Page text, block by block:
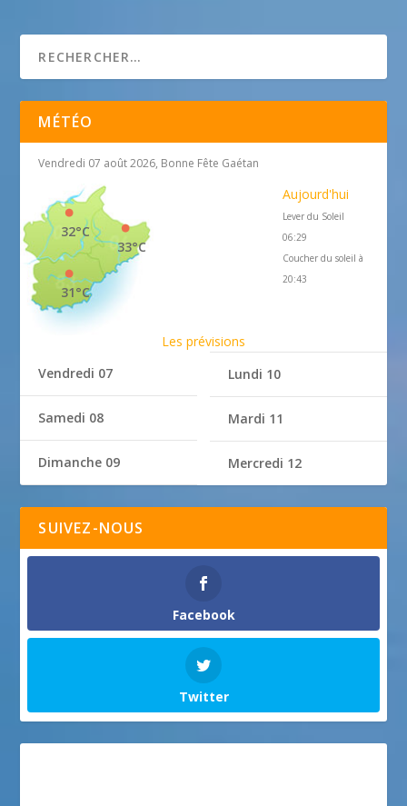
MÉTÉO
Vendredi 07 août 2026, Bonne Fête Gaétan
33°C
32°C
31°C
Aujourd'hui
Lever du Soleil
06:29
Coucher du soleil à
20:43
Les prévisions
Vendredi 07
Samedi 08
Dimanche 09
Lundi 10
Mardi 11
Mercredi 12
SUIVEZ-NOUS
Facebook
Twitter